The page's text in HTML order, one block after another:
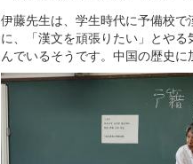
伊藤先生は、学生時代に予備校
に、「漢文を頑張りたい」とや
んでいるそうです。中国の歴史に